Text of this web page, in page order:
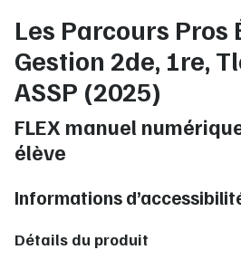
Les Parcours Pros
Gestion 2de, 1re,
ASSP (2025)
FLEX manuel
élève
Informations
Détails du produit